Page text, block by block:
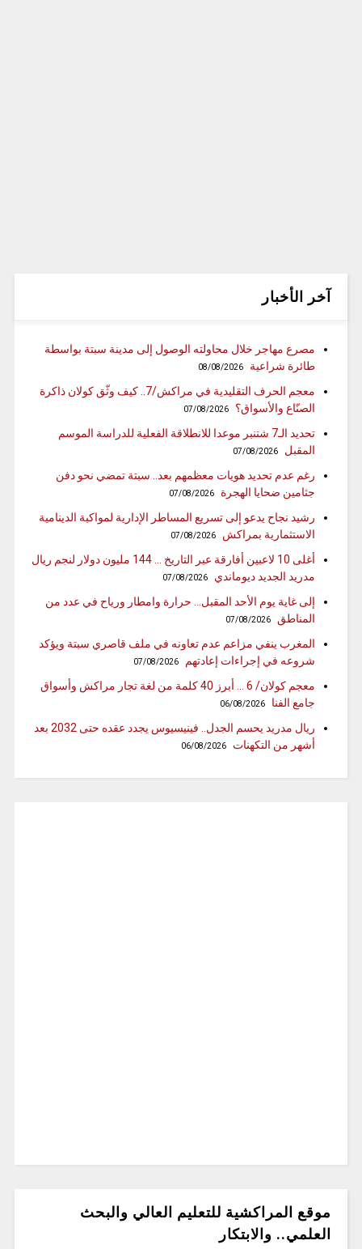
آخر الأخبار
مصرع مهاجر خلال محاولته الوصول إلى مدينة سبتة بواسطة
طائرة شراعية
08/08/2026
معجم الحرف التقليدية في مراكش/7.. كيف وثّق كولان ذاكرة
الصنّاع والأسواق؟
07/08/2026
تحديد الـ7 شتنبر موعدا للانطلاقة الفعلية للدراسة الموسم
المقبل
07/08/2026
رغم عدم تحديد هويات معظمهم بعد.. سبتة تمضي نحو دفن
جثامين ضحايا الهجرة
07/08/2026
رشيد نجاح يدعو إلى تسريع المساطر الإدارية لمواكبة الدينامية
الاستثمارية بمراكش
07/08/2026
أغلى 10 لاعبين أفارقة عبر التاريخ … 144 مليون دولار لنجم ريال
مدريد الجديد ديوماندي
07/08/2026
إلى غاية يوم الأحد المقبل… حرارة وامطار ورياح في عدد من
المناطق
07/08/2026
المغرب ينفي مزاعم عدم تعاونه في ملف قاصري سبتة ويؤكد
شروعه في إجراءات إعادتهم
07/08/2026
معجم كولان/ 6 … أبرز 40 كلمة من لغة تجار مراكش وأسواق
جامع الفنا
06/08/2026
ريال مدريد يحسم الجدل.. فينيسيوس يجدد عقده حتى 2032 بعد
أشهر من التكهنات
06/08/2026
موقع المراكشية للتعليم العالي والبحث
العلمي.. والابتكار